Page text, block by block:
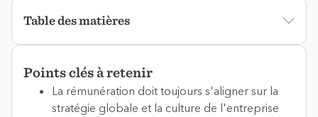
Points clés à retenir
La rémunération doit toujours s'aligner sur la
stratégie globale et la culture de l'entreprise
Table des matières